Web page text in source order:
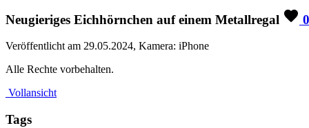
Neugieriges Eichhörnchen auf einem Metallregal 0
Veröffentlicht am 29.05.2024, Kamera: iPhone
Alle Rechte vorbehalten.
Vollansicht
Tags